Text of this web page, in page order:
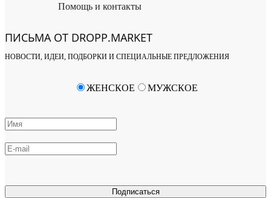
Помощь и контакты
ПИСЬМА ОТ DROPP.MARKET
НОВОСТИ, ИДЕИ, ПОДБОРКИ И СПЕЦИАЛЬНЫЕ ПРЕДЛОЖЕНИЯ
Подписаться
ЖЕНСКОЕ МУЖСКОЕ